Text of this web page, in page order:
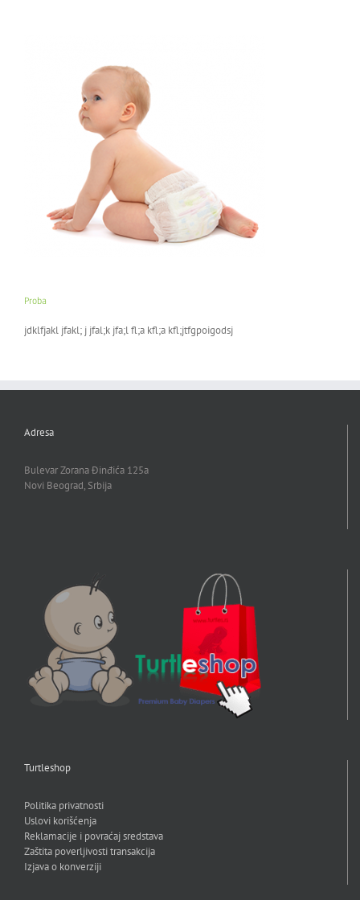
Proba
jdklfjakl jfakl; j jfal;k jfa;l fl;a kfl;a kfl;jtfgpoigodsj
Adresa
Bulevar Zorana Đinđića 125a
Novi Beograd, Srbija
Turtleshop
Politika privatnosti
Uslovi korišćenja
Reklamacije i povraćaj sredstava
Zaštita poverljivosti transakcija
Izjava o konverziji